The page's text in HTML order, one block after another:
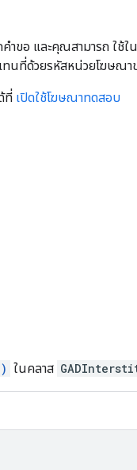
ขอ และคุณสามารถ ใช้
ทนที่ด้วยรหัสหน่วยโฆษ
ที่ เปิดใช้โฆษณาทดสอบ
ในคลาส